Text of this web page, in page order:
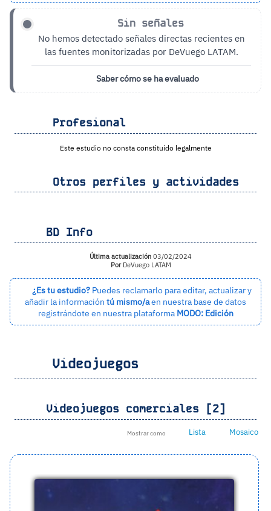
Sin señales
No hemos detectado señales directas recientes en
las fuentes monitorizadas por DeVuego LATAM.
Saber cómo se ha evaluado
Profesional
Este estudio no consta constituído legalmente
Otros perfiles y actividades
BD Info
Última actualización 03/02/2024
PorDeVuego LATAM
¿Es tu estudio? Puedes reclamarlo para editar, actualizar y
añadir la información tú mismo/aen nuestra base de datos
registrándote en nuestra plataforma MODO: Edición
Videojuegos
Videojuegos comerciales [2]
Mostrar como Lista Mosaico